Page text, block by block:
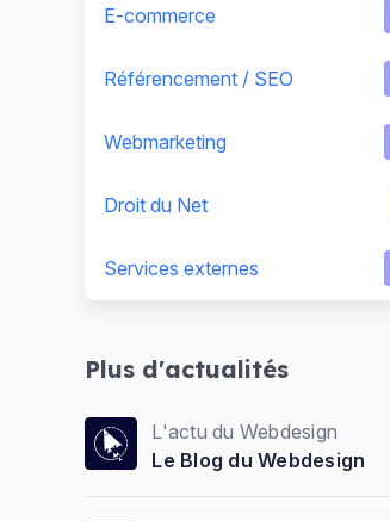
E-commerce
Référencement / SEO
Webmarketing
Droit du Net
Services externes
Plus d'actualités
L'actu du Webdesign
Le Blog du Webdesign